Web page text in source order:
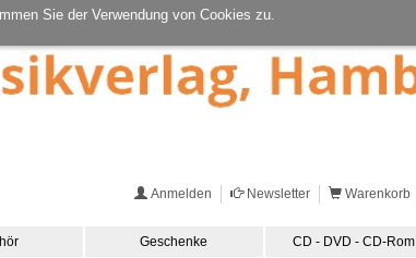
Sie der Verwendung von Cookies zu.
Anmelden Newsletter Warenkorb
Geschenke CD - DVD - CD-Rom